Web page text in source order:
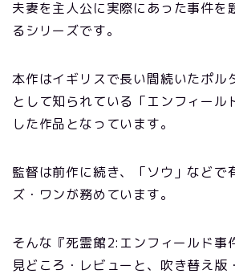
夫妻を主人公に実際にあった事件を
るシリーズです。
本作はイギリスで長い間続いたポル
として知られている「エンフィール
した作品となっています。
監督は前作に続き、「ソウ」などで
ズ・ワンが務めています。
そんな『死霊館2:エンフィールド事
見どころ・レビューと、吹き替え版